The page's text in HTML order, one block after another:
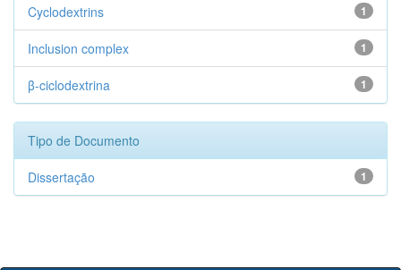
1
Cyclodextrins
1
Inclusion complex
1
β-ciclodextrina
Tipo de Documento
1
Dissertação